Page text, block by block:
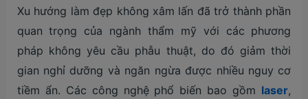
Xu hướng làm đẹp không xâm lấn đã trở thành phần
quan trọng của ngành thẩm mỹ với các phương
pháp không yêu cầu phẫu thuật, do đó giảm thời
gian nghỉ dưỡng và ngăn ngừa được nhiều nguy cơ
tiềm ẩn. Các công nghệ phổ biến bao gồm laser,